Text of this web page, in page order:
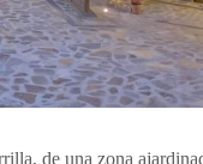
de una zona